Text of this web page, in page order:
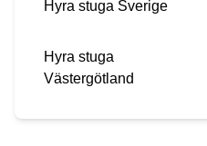
Hyra stuga Sverige
Hyra stuga
Västergötland